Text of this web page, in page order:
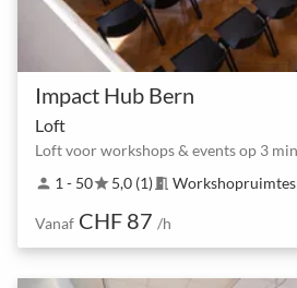
Impact Hub Bern
Loft
person 1 - 50star5,0 (1) meeting_room Workshopruimtes
Vanaf CHF 87 /h